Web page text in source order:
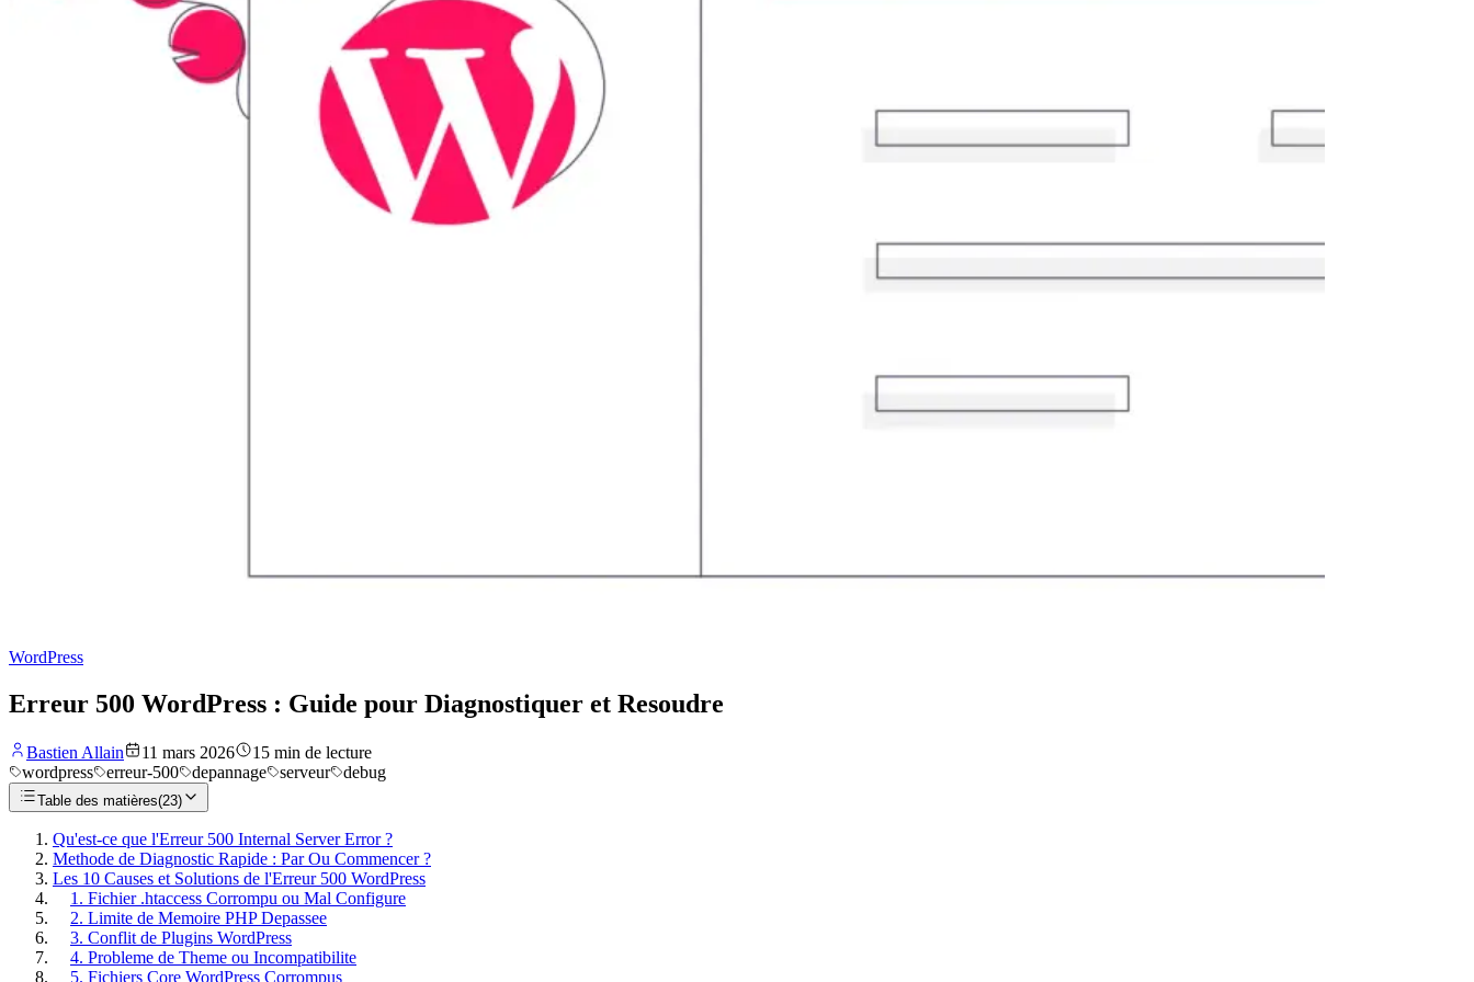
WordPress
Erreur 500 WordPress : Guide pour Diagnostiquer et Resoudre
Bastien Allain 11 mars 2026 15 min de lecture
wordpress
erreur-500 depannage serveur debug
Table des matières(23)
Qu'est-ce que l'Erreur 500 Internal Server Error ?
Methode de Diagnostic Rapide : Par Ou Commencer ?
Les 10 Causes et Solutions de l'Erreur 500 WordPress
1. Fichier .htaccess Corrompu ou Mal Configure
2. Limite de Memoire PHP Depassee
3. Conflit de Plugins WordPress
4. Probleme de Theme ou Incompatibilite
5. Fichiers Core WordPress Corrompus